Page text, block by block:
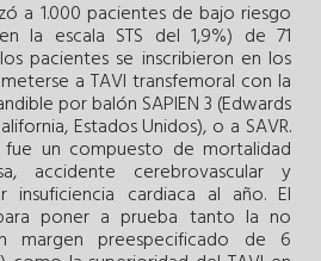
a 1.000 pacientes de bajo riesgo
la escala STS del 1,9%) de 71
pacientes se inscribieron en los
a TAVI transfemoral con la
por balón SAPIEN 3 (Edwards
Estados Unidos), o a SAVR.
un compuesto de mortalidad
accidente cerebrovascular y
insuficiencia cardiaca al año. El
poner a prueba tanto la no
margen preespecificado de 6